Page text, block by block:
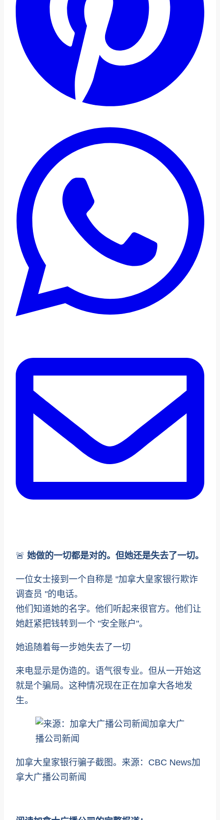
🚨 她做的一切都是对的。但她还是失去了一切。
一位女士接到一个自称是 "加拿大皇家银行欺诈
调查员 "的电话。
他们知道她的名字。他们听起来很官方。他们让
她赶紧把钱转到一个 "安全账户"。
她追随着每一步她失去了一切
来电显示是伪造的。语气很专业。但从一开始这
就是个骗局。这种情况现在正在加拿大各地发
生。
加拿大皇家银行骗子截图。来源：CBC News加
拿大广播公司新闻